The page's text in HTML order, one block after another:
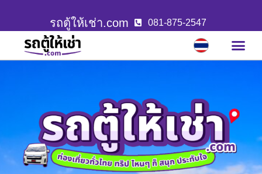
รถตู้ให้เช่า.com 081-875-2547